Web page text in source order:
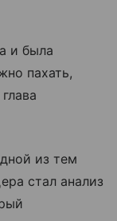
и была
пахать,
из тем
стал анализ